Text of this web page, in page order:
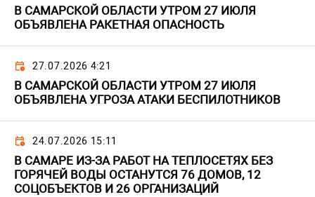
В САМАРСКОЙ ОБЛАСТИ УТРОМ 27 ИЮЛЯ
ОБЪЯВЛЕНА РАКЕТНАЯ ОПАСНОСТЬ
27.07.2026 4:21
В САМАРСКОЙ ОБЛАСТИ УТРОМ 27 ИЮЛЯ
ОБЪЯВЛЕНА УГРОЗА АТАКИ БЕСПИЛОТНИКОВ
24.07.2026 15:11
В САМАРЕ ИЗ-ЗА РАБОТ НА ТЕПЛОСЕТЯХ БЕЗ
ГОРЯЧЕЙ ВОДЫ ОСТАНУТСЯ 76 ДОМОВ, 12
СОЦОБЪЕКТОВ И 26 ОРГАНИЗАЦИЙ